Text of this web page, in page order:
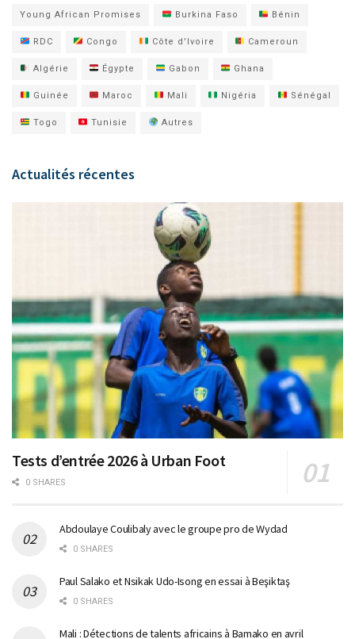
Young African Promises Burkina Faso Bénin
RDC Congo Côte d'Ivoire Cameroun
Algérie Égypte Gabon Ghana
Guinée Maroc Mali Nigéria Sénégal
Togo Tunisie Autres
Actualités récentes
Tests d’entrée 2026 à Urban Foot
0 SHARES
Abdoulaye Coulibaly avec le groupe pro de Wydad
0 SHARES
Paul Salako et Nsikak Udo-Isong en essai à Beşiktaş
0 SHARES
Mali : Détections de talents africains à Bamako en avril